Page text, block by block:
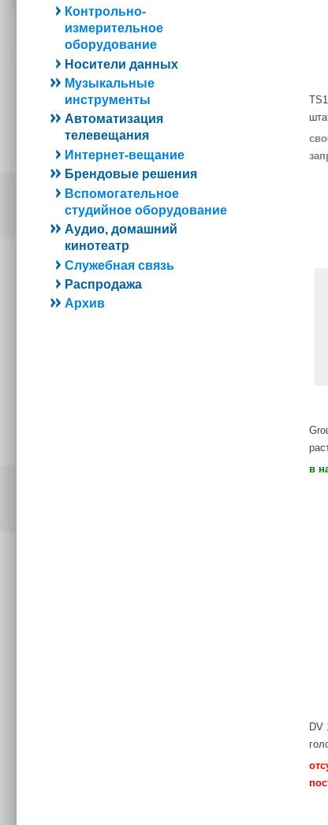
Контрольно-
измерительное
оборудование
Носители данных
Музыкальные
инструменты
Автоматизация
телевещания
Интернет-вещание
Брендовые решения
Вспомогательное
студийное оборудование
Аудио, домашний
кинотеатр
Служебная связь
Распродажа
Архив
в
DV